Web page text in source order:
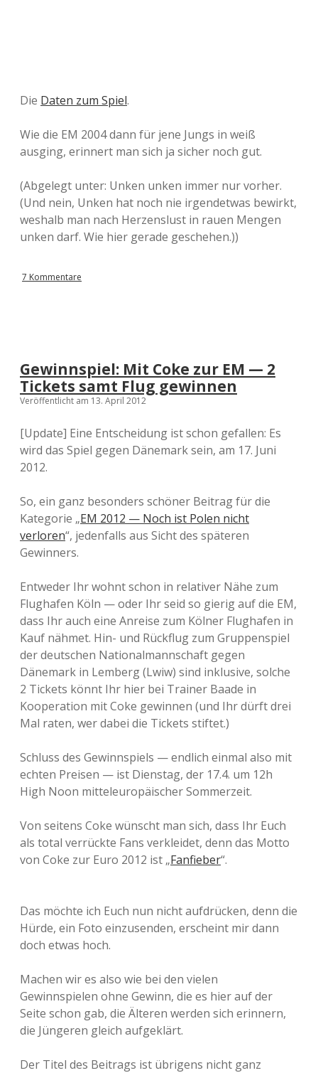
Die Daten zum Spiel.
Wie die EM 2004 dann für jene Jungs in weiß
ausging, erinnert man sich ja sicher noch gut.
(Abgelegt unter: Unken unken immer nur vorher.
(Und nein, Unken hat noch nie irgendetwas bewirkt,
weshalb man nach Herzenslust in rauen Mengen
unken darf. Wie hier gerade geschehen.))
7 Kommentare
Gewinnspiel: Mit Coke zur EM — 2
Tickets samt Flug gewinnen
Veröffentlicht am 13. April 2012
[Update] Eine Entscheidung ist schon gefallen: Es
wird das Spiel gegen Dänemark sein, am 17. Juni
2012.
So, ein ganz besonders schöner Beitrag für die
Kategorie „EM 2012 — Noch ist Polen nicht
verloren“, jedenfalls aus Sicht des späteren
Gewinners.
Entweder Ihr wohnt schon in relativer Nähe zum
Flughafen Köln — oder Ihr seid so gierig auf die EM,
dass Ihr auch eine Anreise zum Kölner Flughafen in
Kauf nähmet. Hin- und Rückflug zum Gruppenspiel
der deutschen Nationalmannschaft gegen
Dänemark in Lemberg (Lwiw) sind inklusive, solche
2 Tickets könnt Ihr hier bei Trainer Baade in
Kooperation mit Coke gewinnen (und Ihr dürft drei
Mal raten, wer dabei die Tickets stiftet.)
Schluss des Gewinnspiels — endlich einmal also mit
echten Preisen — ist Dienstag, der 17.4. um 12h
High Noon mitteleuropäischer Sommerzeit.
Von seitens Coke wünscht man sich, dass Ihr Euch
als total verrückte Fans verkleidet, denn das Motto
von Coke zur Euro 2012 ist „Fanfieber“.
Das möchte ich Euch nun nicht aufdrücken, denn die
Hürde, ein Foto einzusenden, erscheint mir dann
doch etwas hoch.
Machen wir es also wie bei den vielen
Gewinnspielen ohne Gewinn, die es hier auf der
Seite schon gab, die Älteren werden sich erinnern,
die Jüngeren gleich aufgeklärt.
Der Titel des Beitrags ist übrigens nicht ganz